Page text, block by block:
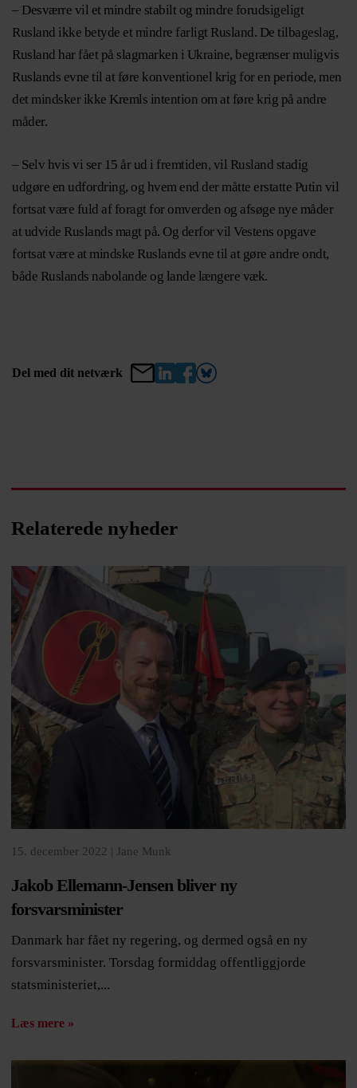
– Desværre vil et mindre stabilt og mindre forudsigeligt
Rusland ikke betyde et mindre farligt Rusland. De tilbageslag,
Rusland har fået på slagmarken i Ukraine, begrænser muligvis
Ruslands evne til at føre konventionel krig for en periode, men
det mindsker ikke Kremls intention om at føre krig på andre
måder.
– Selv hvis vi ser 15 år ud i fremtiden, vil Rusland stadig
udgøre en udfordring, og hvem end der måtte erstatte Putin vil
fortsat være fuld af foragt for omverden og afsøge nye måder
at udvide Ruslands magt på. Og derfor vil Vestens opgave
fortsat være at mindske Ruslands evne til at gøre andre ondt,
både Ruslands nabolande og lande længere væk.
Del med dit netværk
Relaterede nyheder
15. december 2022 | Jane Munk
Jakob Ellemann-Jensen bliver ny
forsvarsminister
Danmark har fået ny regering, og dermed også en ny
forsvarsminister. Torsdag formiddag offentliggjorde
statsministeriet,...
Læs mere »